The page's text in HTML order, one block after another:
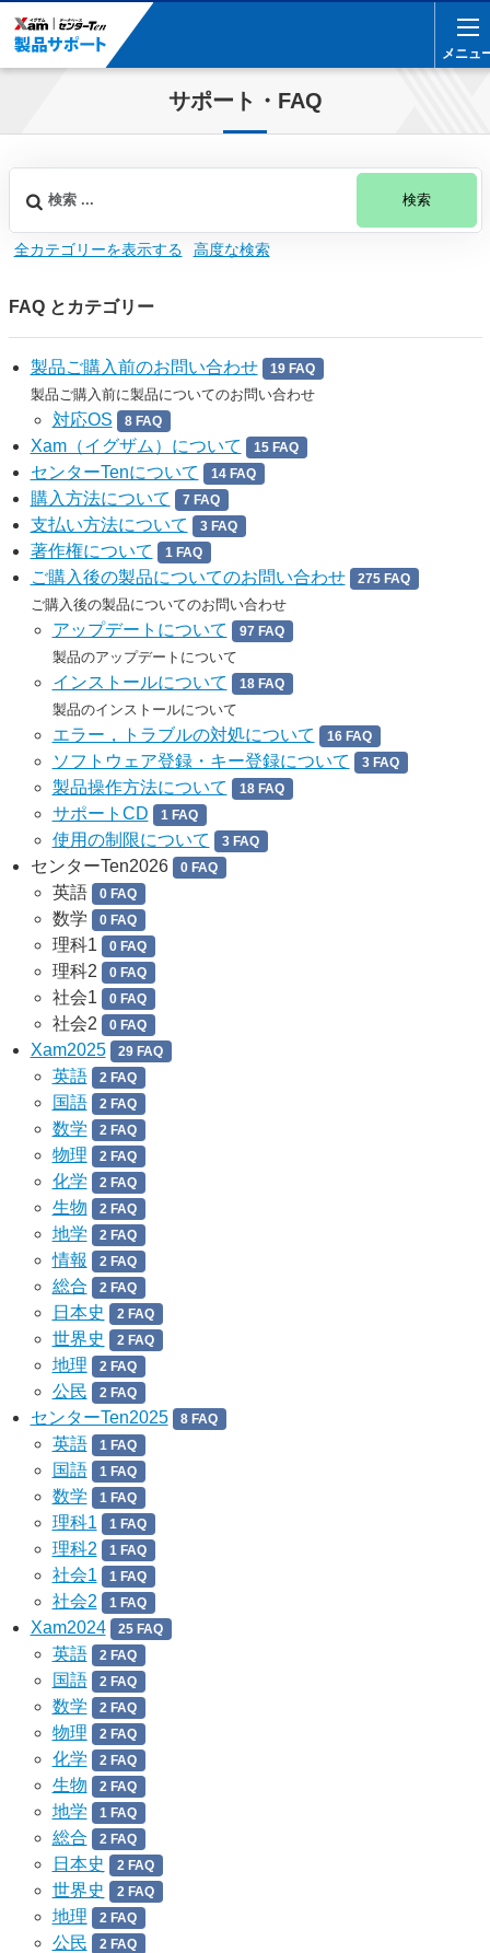
メニュ
メニュ
サポート・FAQ
検索
全カテゴリーを表示する 高度な検索
FAQ とカテゴリー
製品ご購入前のお問い合わせ 19 FAQ
製品ご購入前に製品についてのお問い合わせ
対応OS 8 FAQ
Xam（イグザム）について 15 FAQ
センターTenについて 14 FAQ
購入方法について 7 FAQ
支払い方法について 3 FAQ
著作権について 1 FAQ
ご購入後の製品についてのお問い合わせ 275 FAQ
ご購入後の製品についてのお問い合わせ
アップデートについて 97 FAQ
製品のアップデートについて
インストールについて 18 FAQ
製品のインストールについて
エラー，トラブルの対処について 16 FAQ
ソフトウェア登録・キー登録について 3 FAQ
製品操作方法について 18 FAQ
サポートCD 1 FAQ
使用の制限について 3 FAQ
センターTen2026 0 FAQ
英語 0 FAQ
数学 0 FAQ
理科1 0 FAQ
理科2 0 FAQ
社会1 0 FAQ
社会2 0 FAQ
Xam2025 29 FAQ
英語 2 FAQ
国語 2 FAQ
数学 2 FAQ
物理 2 FAQ
化学 2 FAQ
生物 2 FAQ
地学 2 FAQ
情報 2 FAQ
総合 2 FAQ
日本史 2 FAQ
世界史 2 FAQ
地理 2 FAQ
公民 2 FAQ
センターTen2025 8 FAQ
英語 1 FAQ
国語 1 FAQ
数学 1 FAQ
理科1 1 FAQ
理科2 1 FAQ
社会1 1 FAQ
社会2 1 FAQ
Xam2024 25 FAQ
英語 2 FAQ
国語 2 FAQ
数学 2 FAQ
物理 2 FAQ
化学 2 FAQ
生物 2 FAQ
地学 1 FAQ
総合 2 FAQ
日本史 2 FAQ
世界史 2 FAQ
地理 2 FAQ
公民 2 FAQ